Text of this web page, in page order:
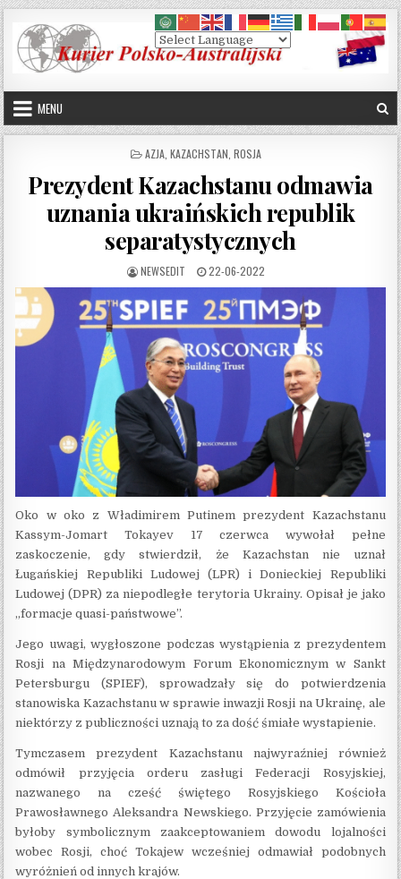
Skip to content
MENU
POSTED IN
AZJA KAZACHSTAN ROSJA
Prezydent Kazachstanu odmawia
uznania ukraińskich republik
separatystycznych
AUTHOR:
NEWSEDIT PUBLISHED DATE:
22-06-2022
Oko w oko z Władimirem Putinem prezydent Kazachstanu
Kassym-Jomart Tokayev 17 czerwca wywołał pełne
zaskoczenie, gdy stwierdził, że Kazachstan nie uznał
Ługańskiej Republiki Ludowej (LPR) i Donieckiej Republiki
Ludowej (DPR) za niepodległe terytoria Ukrainy. Opisał je jako
„formacje quasi-państwowe”.
Jego uwagi, wygłoszone podczas wystąpienia z prezydentem
Rosji na Międzynarodowym Forum Ekonomicznym w Sankt
Petersburgu (SPIEF), sprowadzały się do potwierdzenia
stanowiska Kazachstanu w sprawie inwazji Rosji na Ukrainę, ale
niektórzy z publiczności uznają to za dość śmiałe wystapienie.
Tymczasem prezydent Kazachstanu najwyraźniej również
odmówił przyjęcia orderu zasługi Federacji Rosyjskiej,
nazwanego na cześć świętego Rosyjskiego Kościoła
Prawosławnego Aleksandra Newskiego. Przyjęcie zamówienia
byłoby symbolicznym zaakceptowaniem dowodu lojalności
wobec Rosji, choć Tokajew wcześniej odmawiał podobnych
wyróżnień od innych krajów.